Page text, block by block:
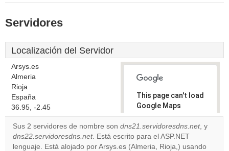
Servidores
Localización del Servidor
Arsys.es
Almeria
Rioja
España
36.95, -2.45
This page can't load
Google Maps
correctly.
Do you
own this
OK
Sus 2 servidores de nombre son dns21.servidoresdns.net, y
dns22.servidoresdns.net. Está escrito para el ASP.NET
lenguaje. Está alojado por Arsys.es (Almeria, Rioja,) usando